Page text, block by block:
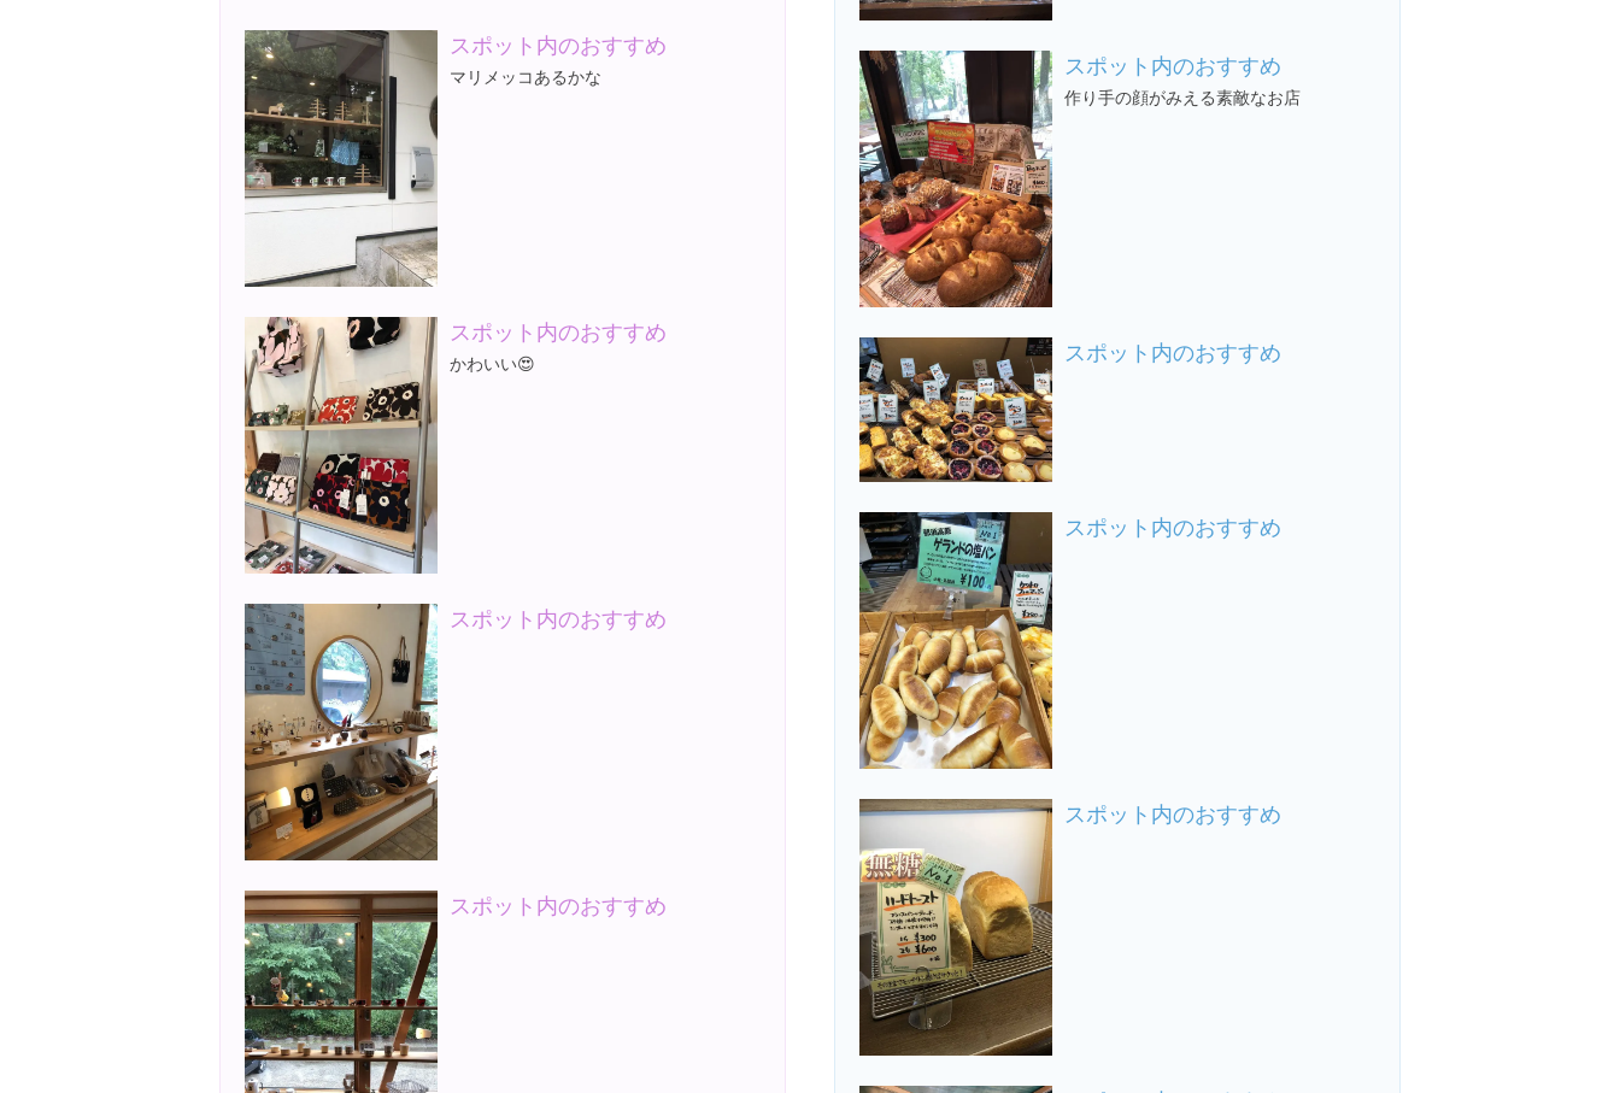
スポット内のおすすめ
作り手の顔がみえる素敵なお店
スポット内のおすすめ
スポット内のおすすめ
スポット内のおすすめ
スポット内のおすすめ
マリメッコあるかな
スポット内のおすすめ
かわいい😍
スポット内のおすすめ
スポット内のおすすめ